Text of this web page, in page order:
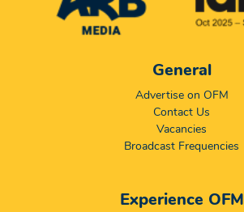
General
Advertise on OFM
Contact Us
Vacancies
Broadcast Frequencies
Experience OFM